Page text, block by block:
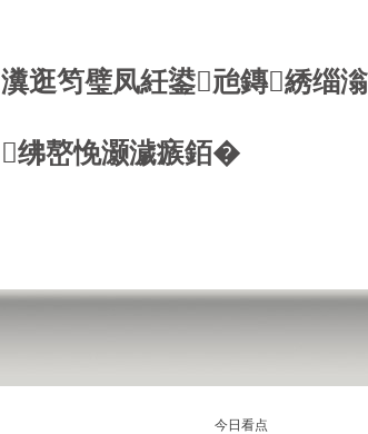
瀵逛笉璧凤紝鍙兘鏄綉缁
绋嶅悗灏濊瘯銆�
今日看点